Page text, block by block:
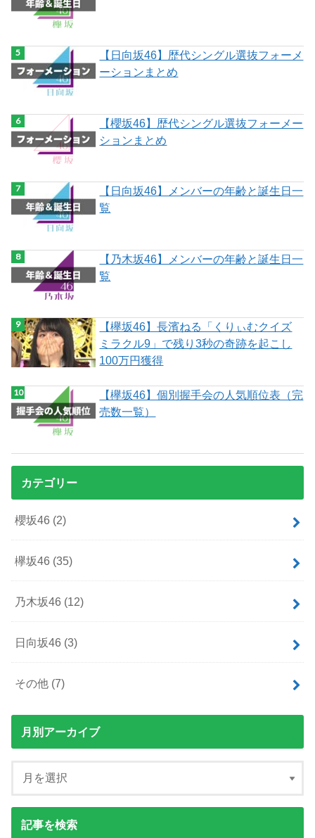
【日向坂46】歴代シングル選抜フォーメ
ーションまとめ
【櫻坂46】歴代シングル選抜フォーメー
ションまとめ
【日向坂46】メンバーの年齢と誕生日一
覧
【乃木坂46】メンバーの年齢と誕生日一
覧
【欅坂46】長濱ねる「くりぃむクイズ
ミラクル9」で残り3秒の奇跡を起こし
100万円獲得
【欅坂46】個別握手会の人気順位表（完
売数一覧）
カテゴリー
櫻坂46 (2)
欅坂46 (35)
乃木坂46 (12)
日向坂46 (3)
その他 (7)
月別アーカイブ
記事を検索